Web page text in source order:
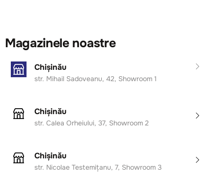
Magazinele noastre
Chișinău
str. Mihail Sadoveanu, 42, Showroom 1
Chișinău
str. Calea Orheiului, 37, Showroom 2
Chișinău
str. Nicolae Testemițanu, 7, Showroom 3